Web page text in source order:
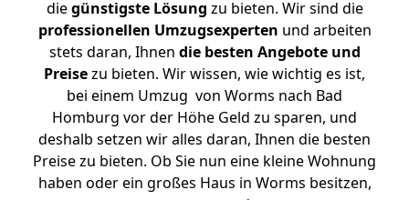
diegünstigste Lösung zu bieten. Wir sind die
professionellen Umzugsexperten und arbeiten
stets daran, Ihnen die besten Angebote und
Preisezu bieten. Wir wissen, wie wichtig es ist,
bei einem Umzug von Worms nach Bad
Homburg vor der Höhe Geld zu sparen, und
deshalb setzen wir alles daran, Ihnen die besten
Preise zu bieten. Ob Sie nun eine kleine Wohnung
haben oder ein großes Haus in Worms besitzen,